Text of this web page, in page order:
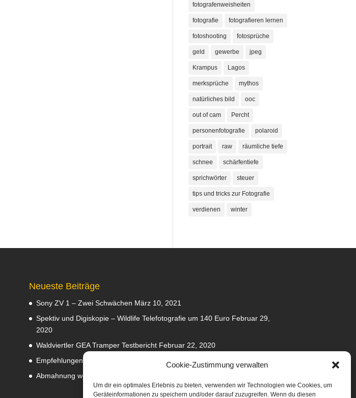
Cookie-Zustimmung verwalten
Um dir ein optimales Erlebnis zu bieten, verwenden wir Technologien wie Cookies, um
Geräteinformationen zu speichern und/oder darauf zuzugreifen. Wenn du diesen
fotografenweisheiten
fotografie fotografieren lernen
fotoshooting fotosprüche
geld gewerbe jpeg
Krampus Lagos
merksprüche mythos
natürliches bild ooc
out of cam Percht
personenfotografie polaroid
portrait raw räumliche tiefe
schnee schärfentiefe
sprichwörter steuer
tips und tricks zur Fotografie
verdienen winter
Neueste Beiträge
Sony ZV 1 – Zwei Schwächen März 10, 2021
Spektiv und Digiskopie – Wildlife Telefotografie um 140 Euro Februar 29,
2020
Waldviertler GEA Tramper Testbericht Februar 22, 2020
Empfehlungen
Abmahnung wegen Fotos